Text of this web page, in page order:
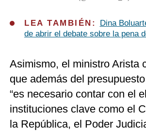
LEA TAMBIÉN:
Dina
de abrir el debate sobre la pena
Asimismo, el ministro Arista
que además del
“es necesario contar con el
instituciones clave como el
la República, el Poder